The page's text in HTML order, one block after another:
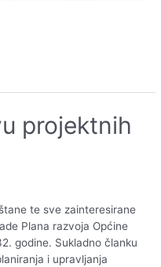
projektnih
te sve zainteresirane
Plana razvoja Općine
godine. Sukladno članku
i upravljanja